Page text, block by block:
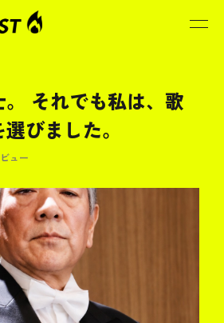
。 それでも私は、歌
びました。
ュー